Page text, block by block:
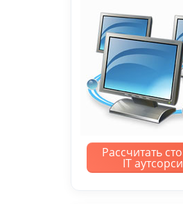
Рассчитать
IT